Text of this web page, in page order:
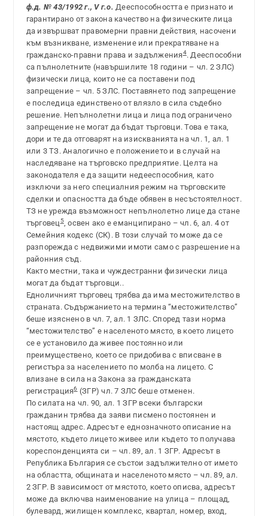
ф.д. № 43/1992 г., V г.о. Дееспособността е признато и
гарантирано от закона качество на физическите лица
да извършват правомерни правни действия, насочени
към възникване, изменение или прекратяване на
гражданско-правни права и задължения4. Дееспособни
са пълнолетните (навършилите 18 години – чл. 2 ЗЛС)
физически лица, които не са поставени под
запрещение – чл. 5 ЗЛС. Поставянето под запрещение
е последица единствено от влязло в сила съдебно
решение. Непълнолетни лица и лица под ограничено
запрещение не могат да бъдат търговци. Това е така,
дори и те да отговарят на изискванията на чл. 1, ал. 1
или 3 ТЗ. Аналогично е положението и в случай на
наследяване на търговско предприятие. Целта на
законодателя е да защити недееспособния, като
изключи за него специалния режим на търговските
сделки и опасността да бъде обявен в несъстоятелност.
ТЗ не урежда възможност непълнолетно лице да стане
търговец5, освен ако е еманципирано – чл. 6, ал. 4 от
Семейния кодекс (СК). В този случай то може да се
разпорежда с недвижими имоти само с разрешение на
районния съд.
Както местни, така и чуждестранни физически лица
могат да бъдат търговци..
Едноличният търговец трябва да има местожителство в
страната. Съдържанието на термина “местожителство”
беше изяснено в чл. 7, ал. 1 ЗЛС. Според тази норма
“местожителство” е населеното място, в което лицето
се е установило да живее постоянно или
преимуществено, което се придобива с вписване в
регистъра за населението по молба на лицето. С
влизане в сила на Закона за гражданската
регистрация6(ЗГР) чл. 7 ЗЛС беше отменен.
По силата на чл. 90, ал. 1 ЗГР всеки български
гражданин трябва да заяви писмено постоянен и
настоящ адрес. Адресът е еднозначното описание на
мястото, където лицето живее или където то получава
кореспонденцията си – чл. 89, ал. 1 ЗГР. Адресът в
Република България се състои задължително от името
на областта, общината и населеното място – чл. 89, ал.
2 ЗГР. В зависимост от мястото, което описва, адресът
може да включва наименование на улица – площад,
булевард, жилищен комплекс, квартал, номер, вход,